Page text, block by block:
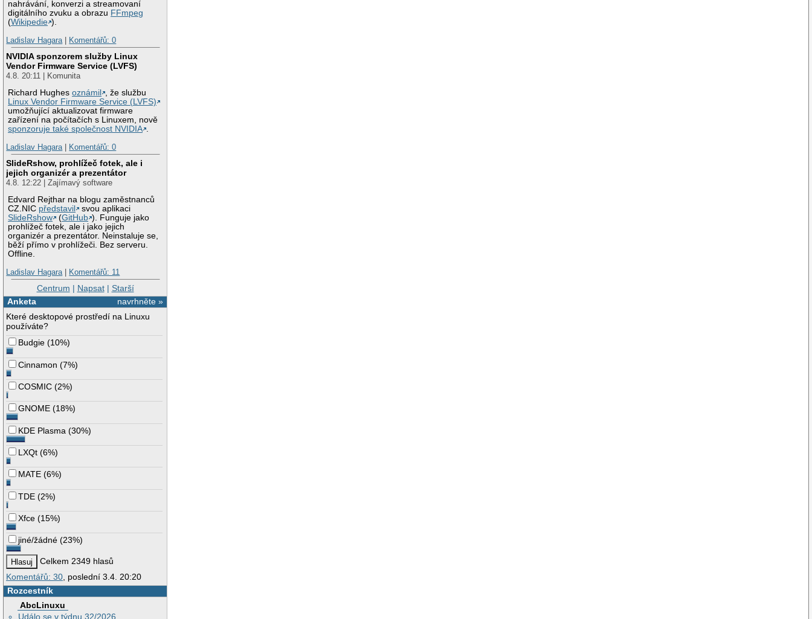
nahrávání, konverzi a streamovaní
digitálního zvuku a obrazu FFmpeg
(Wikipedie ).
Ladislav Hagara| Komentářů: 0
NVIDIA sponzorem služby Linux
Vendor Firmware Service (LVFS)
4.8. 20:11 | Komunita
Richard Hughesoznámil
, že službu
Linux Vendor Firmware Service (LVFS)
umožňující aktualizovat firmware
zařízení na počítačích s Linuxem, nově
sponzoruje také společnost NVIDIA .
Ladislav Hagara| Komentářů: 0
SlideRshow, prohlížeč fotek, ale i
jejich organizér a prezentátor
4.8. 12:22 | Zajímavý software
Edvard Rejthar na blogu zaměstnanců
CZ.NIC představil
svou aplikaci
SlideRshow
(GitHub ). Funguje jako
prohlížeč fotek, ale i jako jejich
organizér a prezentátor. Neinstaluje se,
běží přímo v prohlížeči. Bez serveru.
Offline.
Ladislav Hagara| Komentářů: 11
Centrum | Napsat| Starší
navrhněte »
Anketa
Které desktopové prostředí na Linuxu
používáte?
Budgie (10%)
Cinnamon (7%)
COSMIC (2%)
GNOME (18%)
KDE Plasma (30%)
LXQt (6%)
MATE (6%)
TDE (2%)
Xfce (15%)
jiné/žádné (23%)
Celkem 2349 hlasů
Komentářů: 30 , poslední 3.4. 20:20
Rozcestník
AbcLinuxu
Událo se v týdnu 32/2026